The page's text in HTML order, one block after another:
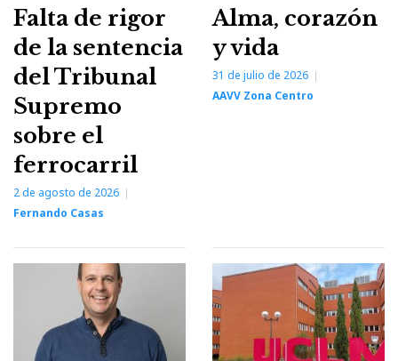
Falta de rigor
de la sentencia
del Tribunal
Supremo
sobre el
ferrocarril
2 de agosto de 2026
Fernando Casas
Alma, corazón
y vida
31 de julio de 2026
AAVV Zona Centro